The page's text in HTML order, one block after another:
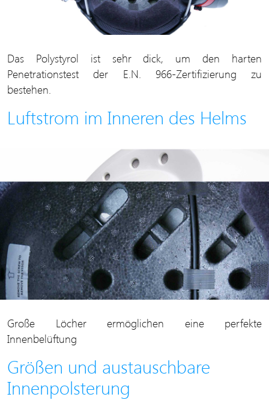
Das Polystyrol ist sehr dick, um den harten
Penetrationstest der E.N. 966-Zertifizierung zu
bestehen.
Luftstrom im Inneren des Helms
Große Löcher ermöglichen eine perfekte
Innenbelüftung
Größen und austauschbare
Innenpolsterung